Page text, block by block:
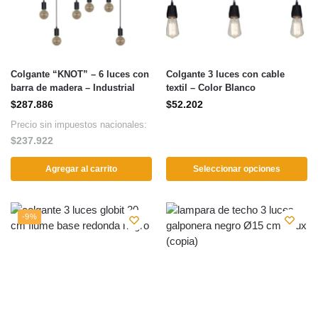
Colgante “KNOT” – 6 luces con
barra de madera – Industrial
$287.886
Precio sin impuestos nacionales:
$237.922
Agregar al carrito
Colgante 3 luces con cable
textil – Color Blanco
$52.202
Seleccionar opciones
-9%